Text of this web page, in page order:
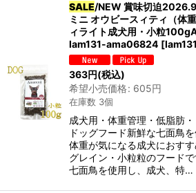
SALE/NEW 賞味切迫
ミニ オウビースィティ（体
ィライト成犬用・小粒
lam131-ama06824 [
363円(税込)
希望小売価格: 605円
在庫数 3個
成犬用・体重管理・低脂肪
ドッグフード新鮮な七面鳥
体重が気になる成犬におす
グレイン・小粒粒のフード
七面鳥を使用し、成犬、特…